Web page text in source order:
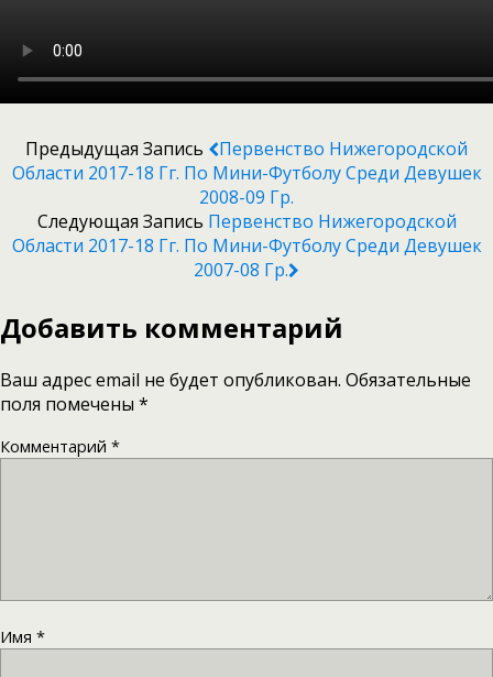
Предыдущая Запись
Первенство Нижегородской
Области 2017-18 Гг. По Мини-Футболу Среди Девушек
2008-09 Гр.
Следующая Запись Первенство Нижегородской
Области 2017-18 Гг. По Мини-Футболу Среди Девушек
2007-08 Гр.
Добавить комментарий
Ваш адрес email не будет опубликован. Обязательные
поля помечены *
Комментарий *
Имя *